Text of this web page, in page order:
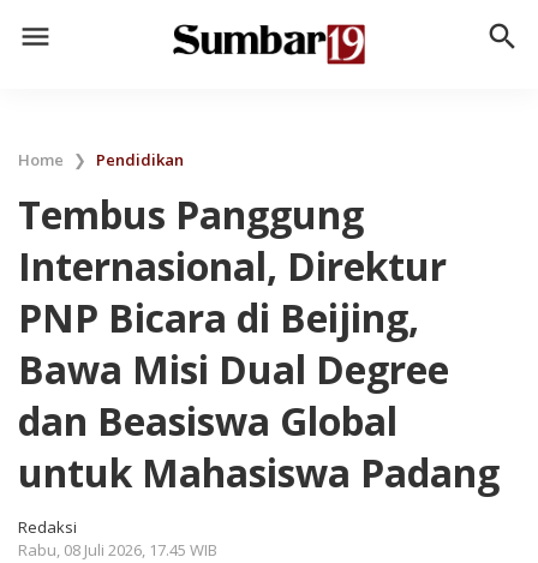
menu search
Home ❯ Pendidikan
Tembus Panggung
Internasional, Direktur
PNP Bicara di Beijing,
Bawa Misi Dual Degree
dan Beasiswa Global
untuk Mahasiswa Padang
Redaksi
Rabu, 08 Juli 2026, 17.45 WIB